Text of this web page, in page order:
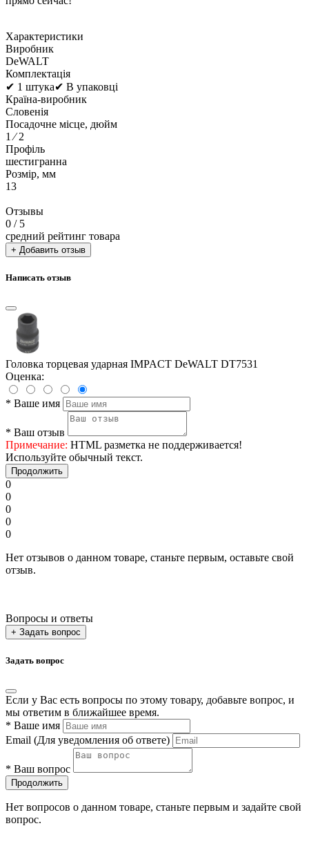
Характеристики
Виробник
DeWALT
Комплектація
✔ 1 штука✔ В упаковці
Країна-виробник
Словенія
Посадочне місце, дюйм
1 ⁄ 2
Профіль
шестигранна
Розмір, мм
13
Отзывы
0 / 5
средний рейтинг товара
+ Добавить отзыв
Написать отзыв
Головка торцевая ударная IMPACT DeWALT DT7531
Оценка:
* Ваше имя
* Ваш отзыв
Примечание: HTML разметка не поддерживается!
Используйте обычный текст.
Продолжить
0
0
0
0
0
Нет отзывов о данном товаре, станьте первым, оставьте свой
отзыв.
Вопросы и ответы
+ Задать вопрос
Задать вопрос
Если у Вас есть вопросы по этому товару, добавьте вопрос, и
мы ответим в ближайшее время.
* Ваше имя
Email (Для уведомления об ответе)
* Ваш вопрос
Продолжить
Нет вопросов о данном товаре, станьте первым и задайте свой
вопрос.